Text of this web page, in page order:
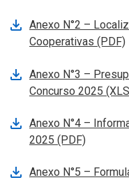
Anexo N°2 –
Cooperativas (PDF)
Anexo N°3 –
Concurso 2025
Anexo N°4 –
2025 (PDF)Se abre
Anexo N°5 –